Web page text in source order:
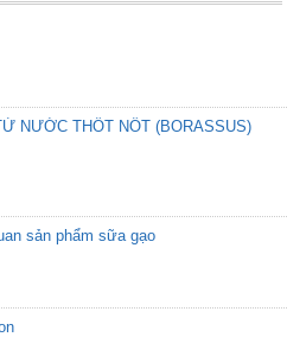
NƯỚC THỐT NỐT (BORASSUS)
sản phẩm sữa gạo